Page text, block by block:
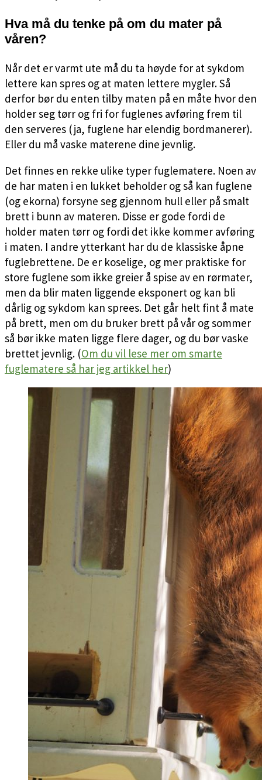
Hva må du tenke på om du mater på
våren?
Når det er varmt ute må du ta høyde for at sykdom
lettere kan spres og at maten lettere mygler. Så
derfor bør du enten tilby maten på en måte hvor den
holder seg tørr og fri for fuglenes avføring frem til
den serveres (ja, fuglene har elendig bordmanerer).
Eller du må vaske materene dine jevnlig.
Det finnes en rekke ulike typer fuglematere. Noen av
de har maten i en lukket beholder og så kan fuglene
(og ekorna) forsyne seg gjennom hull eller på smalt
brett i bunn av materen. Disse er gode fordi de
holder maten tørr og fordi det ikke kommer avføring
i maten. I andre ytterkant har du de klassiske åpne
fuglebrettene. De er koselige, og mer praktiske for
store fuglene som ikke greier å spise av en rørmater,
men da blir maten liggende eksponert og kan bli
dårlig og sykdom kan sprees. Det går helt fint å mate
på brett, men om du bruker brett på vår og sommer
så bør ikke maten ligge flere dager, og du bør vaske
brettet jevnlig. (Om du vil lese mer om smarte
fuglematere så har jeg artikkel her)